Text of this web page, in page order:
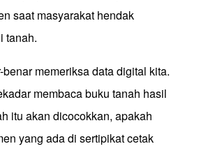
saat masyarakat hendak
tanah.
benar memeriksa data digital kita.
membaca buku tanah hasil
itu akan dicocokkan, apakah
yang ada di sertipikat cetak